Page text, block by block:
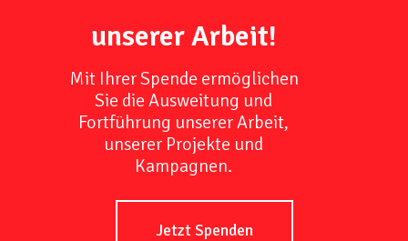
unserer Arbeit!
Mit Ihrer Spende ermöglichen
Sie die Ausweitung und
Fortführung unserer Arbeit,
unserer Projekte und
Kampagnen.
Jetzt Spenden